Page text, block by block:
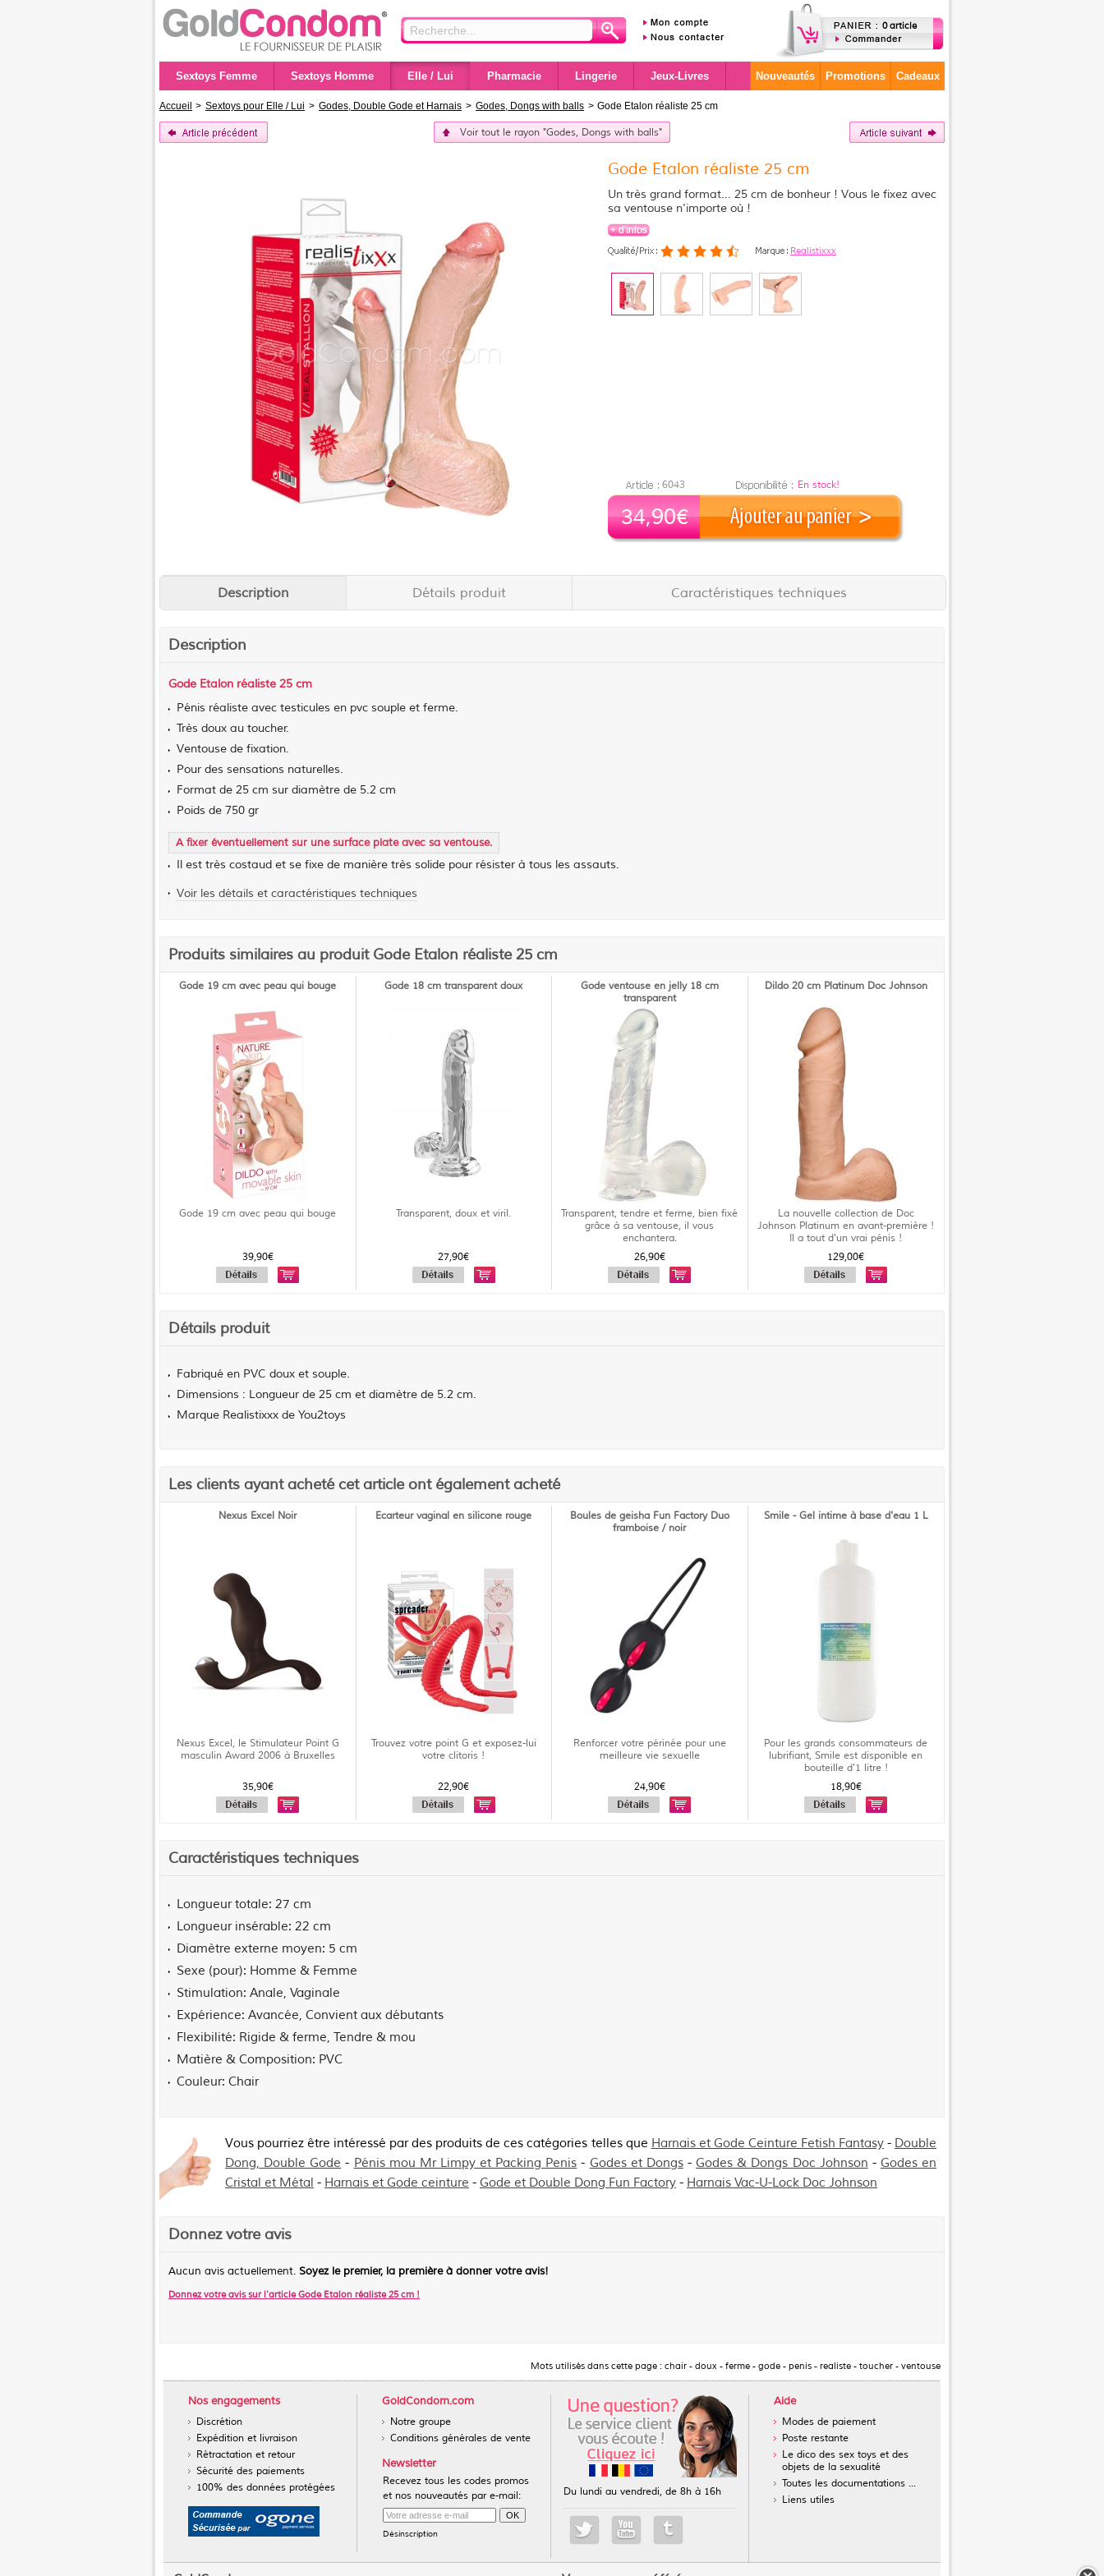
0 article
Sextoys Femme Sextoys Homme Elle / Lui Pharmacie Lingerie Jeux-Livres Nouveautés Promotions Cadeaux
Accueil > Sextoys pour Elle / Lui > Godes, Double Gode et Harnais > Godes, Dongs with balls > Gode Etalon réaliste 25 cm
Voir tout le rayon "Godes, Dongs with balls"
Gode Etalon réaliste 25 cm
Un très grand format... 25 cm de bonheur ! Vous le fixez avec
sa ventouse n'importe où !
Realistixxx
6043 En stock!
34,90€
Description Détails produit Caractéristiques techniques
Description
Gode Etalon réaliste 25 cm
Pénis réaliste avec testicules en pvc souple et ferme.
Très doux au toucher.
Ventouse de fixation.
Pour des sensations naturelles.
Format de 25 cm sur diamètre de 5.2 cm
Poids de 750 gr
A fixer éventuellement sur une surface plate avec sa ventouse.
Il est très costaud et se fixe de manière très solide pour résister à tous les assauts.
Voir les détails et caractéristiques techniques
Produits similaires au produit Gode Etalon réaliste 25 cm
Gode 19 cm avec peau qui bouge
Gode 19 cm avec peau qui bouge
39,90€
Gode 18 cm transparent doux
Transparent, doux et viril.
27,90€
Gode ventouse en jelly 18 cm
transparent
Transparent, tendre et ferme, bien fixé
grâce à sa ventouse, il vous
enchantera.
26,90€
Dildo 20 cm Platinum Doc Johnson
La nouvelle collection de Doc
Johnson Platinum en avant-première !
Il a tout d'un vrai pénis !
129,00€
Détails produit
Fabriqué en PVC doux et souple.
Dimensions : Longueur de 25 cm et diamètre de 5.2 cm.
Marque Realistixxx de You2toys
Les clients ayant acheté cet article ont également acheté
Nexus Excel Noir
Nexus Excel, le Stimulateur Point G
masculin Award 2006 à Bruxelles
35,90€
Ecarteur vaginal en silicone rouge
Trouvez votre point G et exposez-lui
votre clitoris !
22,90€
Boules de geisha Fun Factory Duo
framboise / noir
Renforcer votre périnée pour une
meilleure vie sexuelle
24,90€
Smile - Gel intime à base d'eau 1 L
Pour les grands consommateurs de
lubrifiant, Smile est disponible en
bouteille d'1 litre !
18,90€
Caractéristiques techniques
Longueur totale 27 cm
Longueur insérable 22 cm
Diamètre externe moyen 5 cm
Sexe (pour) Homme & Femme
Stimulation Anale, Vaginale
Expérience Avancée, Convient aux débutants
Flexibilité Rigide & ferme, Tendre & mou
Matière & Composition PVC
Couleur Chair
Vous pourriez être intéressé par des produits de ces catégories telles que Harnais et Gode Ceinture Fetish Fantasy- Double
Dong, Double Gode - Pénis mou Mr Limpy et Packing Penis - Godes et Dongs-Godes & Dongs Doc Johnson - Godes en
Cristal et Métal - Harnais et Gode ceinture - Gode et Double Dong Fun Factory - Harnais Vac-U-Lock Doc Johnson
Donnez votre avis
Aucun avis actuellement. Soyez le premier, la première à donner votre avis!
Donnez votre avis sur l'articleGode Etalon réaliste 25 cm !
Mots utilisés dans cette page : chair - doux - ferme - gode - penis - realiste - toucher - ventouse
Nos engagements
Discrétion
Expédition et livraison
Rétractation et retour
Sécurité des paiements
100% des données protégées
GoldCondom.com
Notre groupe
Conditions générales de vente
Newsletter
Recevez tous les codes promos
et nos nouveautés par e-mail:
Désinscription
Du lundi au vendredi, de 8h à 16h
Aide
Modes de paiement
Poste restante
Le dico des sex toys et des
objets de la sexualité
Toutes les documentations ...
Liens utiles